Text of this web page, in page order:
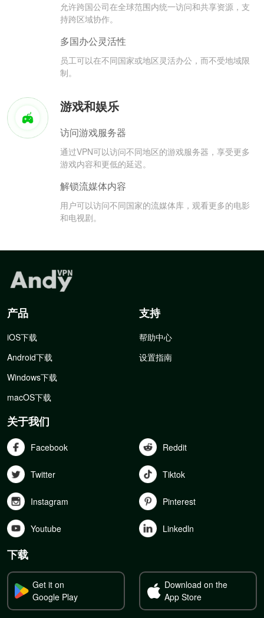
允许跨国公司在全球范围内统一访问和共享资源，支
持跨区域协作。
多国办公灵活性
员工可以在不同国家或地区灵活办公，而不受地域限
制。
游戏和娱乐
访问游戏服务器
通过VPN可以访问不同地区的游戏服务器，享受更多
游戏内容和更低的延迟。
解锁流媒体内容
用户可以访问不同国家的流媒体库，观看更多的电影
和电视剧。
产品
iOS下载
Android下载
Windows下载
macOS下载
支持
帮助中心
设置指南
关于我们
Facebook Reddit
Twitter Tiktok
Instagram Pinterest
Youtube Linkedln
下载
Get it on
Google Play
Download on the
App Store